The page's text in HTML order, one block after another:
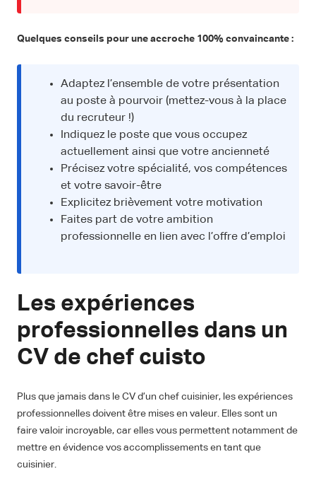
Quelques conseils pour une accroche 100% convaincante :
Adaptez l’ensemble de votre présentation
au poste à pourvoir (mettez-vous à la place
du recruteur !)
Indiquez le poste que vous occupez
actuellement ainsi que votre ancienneté
Précisez votre spécialité, vos compétences
et votre savoir-être
Explicitez brièvement votre motivation
Faites part de votre ambition
professionnelle en lien avec l’offre d’emploi
Les expériences
professionnelles dans un
CV de chef cuisto
Plus que jamais dans le CV d’un chef cuisinier, les expériences
professionnelles doivent être mises en valeur. Elles sont un
faire valoir incroyable, car elles vous permettent notamment de
mettre en évidence vos accomplissements en tant que
cuisinier.